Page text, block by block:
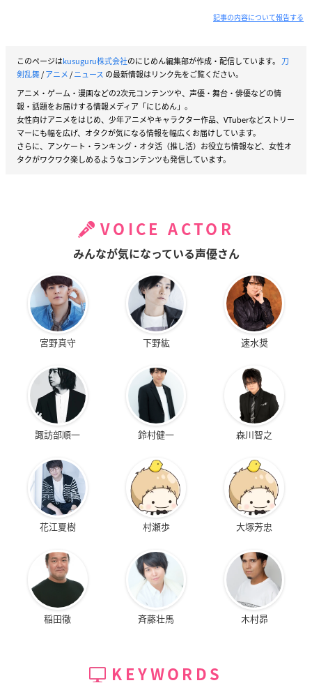
記事の内容について報告する
このページはkusuguru株式会社のにじめん編集部が作成・配信しています。 刀
剣乱舞/アニメ/ニュース の最新情報はリンク先をご覧ください。
アニメ・ゲーム・漫画などの2次元コンテンツや、声優・舞台・俳優などの情
報・話題をお届けする情報メディア「にじめん」。
女性向けアニメをはじめ、少年アニメやキャラクター作品、VTuberなどストリー
マーにも幅を広げ、オタクが気になる情報を幅広くお届けしています。
さらに、アンケート・ランキング・オタ活（推し活）お役立ち情報など、女性オ
タクがワクワク楽しめるようなコンテンツも発信しています。
VOICE ACTOR
みんなが気になっている声優さん
宮野真守 下野紘 速水奨
諏訪部順一 鈴村健一 森川智之
花江夏樹 村瀬歩 大塚芳忠
稲田徹 斉藤壮馬 木村昴
KEYWORDS